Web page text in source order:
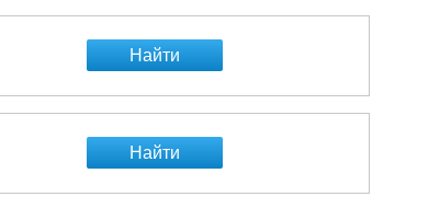
Найти
Найти